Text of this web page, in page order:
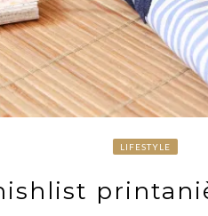
LIFESTYLE